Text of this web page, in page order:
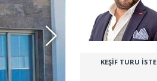
KEŞİF TURU İSTE